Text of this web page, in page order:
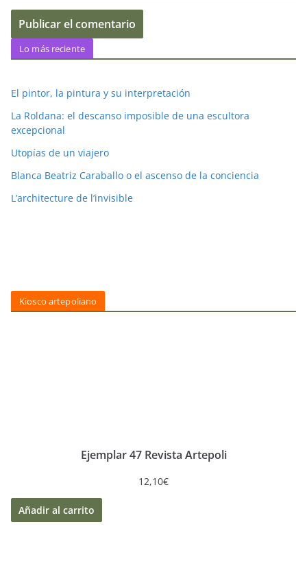
Lo más reciente
El pintor, la pintura y su interpretación
La Roldana: el descanso imposible de una escultora
excepcional
Utopías de un viajero
Blanca Beatriz Caraballo o el ascenso de la conciencia
L’architecture de l’invisible
Kiosco artepoliano
Ejemplar 47 Revista Artepoli
12,10€
Añadir al carrito